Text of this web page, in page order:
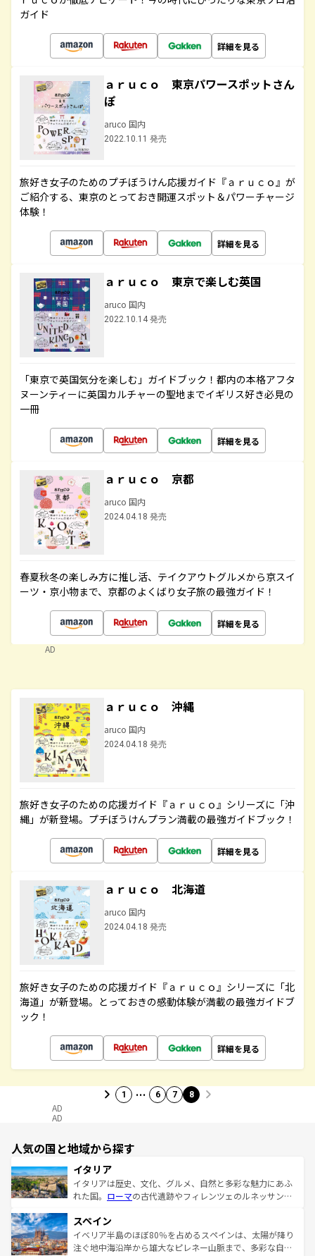
ガイド
詳細を見る
ａｒｕｃｏ 東京パワースポットさん
ぽ
aruco 国内
2022.10.11 発売
旅好き女子のためのプチぼうけん応援ガイド『ａｒｕｃｏ』が
ご紹介する、東京のとっておき開運スポット＆パワーチャージ
体験！
詳細を見る
ａｒｕｃｏ 東京で楽しむ英国
aruco 国内
2022.10.14 発売
「東京で英国気分を楽しむ」ガイドブック！都内の本格アフタ
ヌーンティーに英国カルチャーの聖地までイギリス好き必見の
一冊
詳細を見る
ａｒｕｃｏ 京都
aruco 国内
2024.04.18 発売
春夏秋冬の楽しみ方に推し活、テイクアウトグルメから京スイ
ーツ・京小物まで、京都のよくばり女子旅の最強ガイド！
詳細を見る
AD
ａｒｕｃｏ 沖縄
aruco 国内
2024.04.18 発売
旅好き女子のための応援ガイド『ａｒｕｃｏ』シリーズに「沖
縄」が新登場。プチぼうけんプラン満載の最強ガイドブック！
詳細を見る
ａｒｕｃｏ 北海道
aruco 国内
2024.04.18 発売
旅好き女子のための応援ガイド『ａｒｕｃｏ』シリーズに「北
海道」が新登場。とっておきの感動体験が満載の最強ガイドブ
ック！
詳細を見る
1 … 6 7 8
AD
AD
人気の国と地域から探す
イタリア
イタリアは歴史、文化、グルメ、自然と多彩な魅力にあふ
れた国。 ローマの古代遺跡やフィレンツェのルネッサンス
ろん、トスカーナの美しい田園風景やアマルフィ海岸の絶
景など、自然景観も見逃せない。観光の合間には、本場の
ピザやパスタなど、絶品のイタリア料理を堪能することも
スペイン
イベリア半島のほぼ80％を占めるスペインは、太陽が降り
注ぐ地中海沿岸から雄大なピレネー山脈まで、多彩な自然